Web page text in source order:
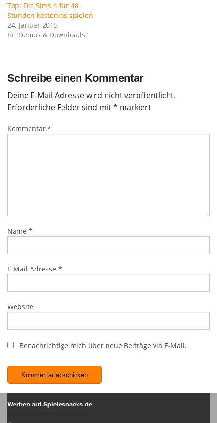
Top: Die Sims 4 für 48
Stunden kostenlos spielen
24. Januar 2015
In "Demos & Downloads"
Schreibe einen Kommentar
Deine E-Mail-Adresse wird nicht veröffentlicht.
Erforderliche Felder sind mit* markiert
Kommentar *
Name *
E-Mail-Adresse *
Website
Benachrichtige mich über neue Beiträge via E-Mail.
Werben auf Spielesnacks.de